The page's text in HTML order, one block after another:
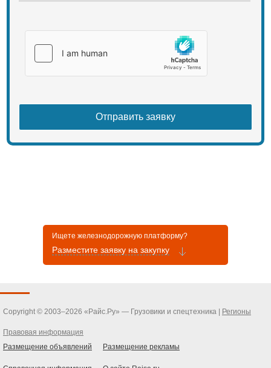
Ищете железнодорожную платформу?
Разместите заявку на закупку
Copyright © 2003–2026 «Райс.Ру» — Грузовики и спецтехника | Регионы
Правовая информация
Размещение объявлений
Размещение рекламы